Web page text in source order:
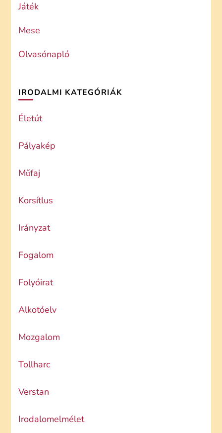
Játék
Mese
Olvasónapló
IRODALMI KATEGÓRIÁK
Életút
Pályakép
Műfaj
Korsítlus
Irányzat
Fogalom
Folyóirat
Alkotóelv
Mozgalom
Tollharc
Verstan
Irodalomelmélet